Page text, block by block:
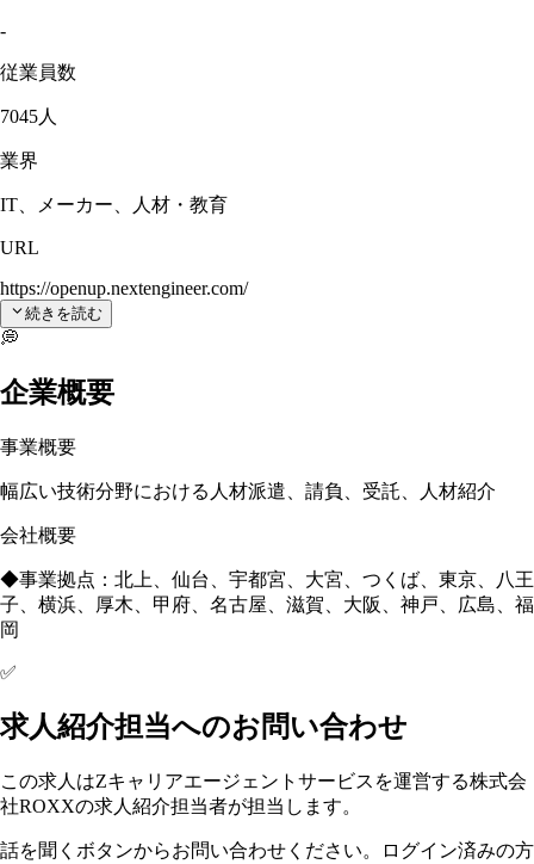
-
従業員数
7045人
業界
IT、メーカー、人材・教育
URL
https://openup.nextengineer.com/
続きを読む
💭
企業概要
事業概要
幅広い技術分野における人材派遣、請負、受託、人材紹介
会社概要
◆事業拠点：北上、仙台、宇都宮、大宮、つくば、東京、八王
子、横浜、厚木、甲府、名古屋、滋賀、大阪、神戸、広島、福
岡
✅
求人紹介担当へのお問い合わせ
この求人はZキャリアエージェントサービスを運営する株式会
社ROXXの求人紹介担当者が担当します。
話を聞くボタンからお問い合わせください。ログイン済みの方